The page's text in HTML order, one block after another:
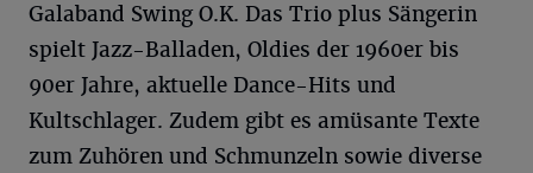
Galaband Swing O.K. Das Trio plus Sängerin
spielt Jazz-Balladen, Oldies der 1960er bis
90er Jahre, aktuelle Dance-Hits und
Kultschlager. Zudem gibt es amüsante Texte
zum Zuhören und Schmunzeln sowie diverse